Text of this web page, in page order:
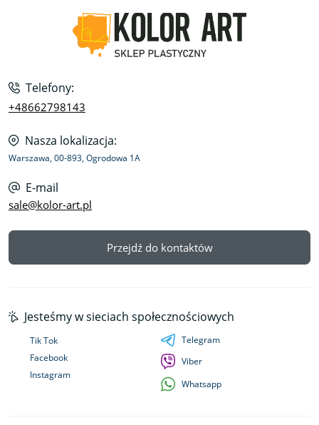
Telefony:
+48662798143
Nasza lokalizacja:
Warszawa, 00-893, Ogrodowa 1A
E-mail
sale@kolor-art.pl
Przejdź do kontaktów
Jesteśmy w sieciach społecznościowych
Tik Tok
Facebook
Instagram
Telegram
Viber
Whatsapp